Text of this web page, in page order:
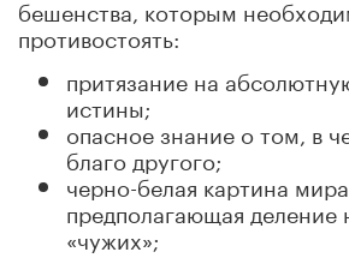
бешенства, которым
противостоять:
притязание на
истины;
опасное знание о том, в
благо другого;
черно-белая картина мира,
предполагающая деление
«чужих»;